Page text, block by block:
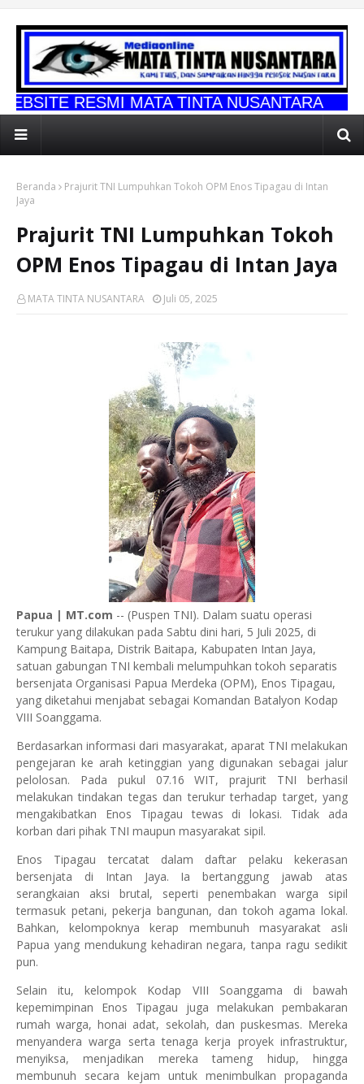
MATA TINTA NUSANTARA
Beranda
Prajurit TNI Lumpuhkan Tokoh OPM Enos Tipagau di Intan
Jaya
Prajurit TNI Lumpuhkan Tokoh
OPM Enos Tipagau di Intan Jaya
MATA TINTA NUSANTARA Juli 05, 2025
Papua | MT.com -- (Puspen TNI). Dalam suatu operasi
terukur yang dilakukan pada Sabtu dini hari, 5 Juli 2025, di
Kampung Baitapa, Distrik Baitapa, Kabupaten Intan Jaya,
satuan gabungan TNI kembali melumpuhkan tokoh separatis
bersenjata Organisasi Papua Merdeka (OPM), Enos Tipagau,
yang diketahui menjabat sebagai Komandan Batalyon Kodap
VIII Soanggama.
Berdasarkan informasi dari masyarakat, aparat TNI melakukan
pengejaran ke arah ketinggian yang digunakan sebagai jalur
pelolosan. Pada pukul 07.16 WIT, prajurit TNI berhasil
melakukan tindakan tegas dan terukur terhadap target, yang
mengakibatkan Enos Tipagau tewas di lokasi. Tidak ada
korban dari pihak TNI maupun masyarakat sipil.
Enos Tipagau tercatat dalam daftar pelaku kekerasan
bersenjata di Intan Jaya. Ia bertanggung jawab atas
serangkaian aksi brutal, seperti penembakan warga sipil
termasuk petani, pekerja bangunan, dan tokoh agama lokal.
Bahkan, kelompoknya kerap membunuh masyarakat asli
Papua yang mendukung kehadiran negara, tanpa ragu sedikit
pun.
Selain itu, kelompok Kodap VIII Soanggama di bawah
kepemimpinan Enos Tipagau juga melakukan pembakaran
rumah warga, honai adat, sekolah, dan puskesmas. Mereka
menyandera warga serta tenaga kerja proyek infrastruktur,
menyiksa, menjadikan mereka tameng hidup, hingga
membunuh secara kejam untuk menimbulkan propaganda